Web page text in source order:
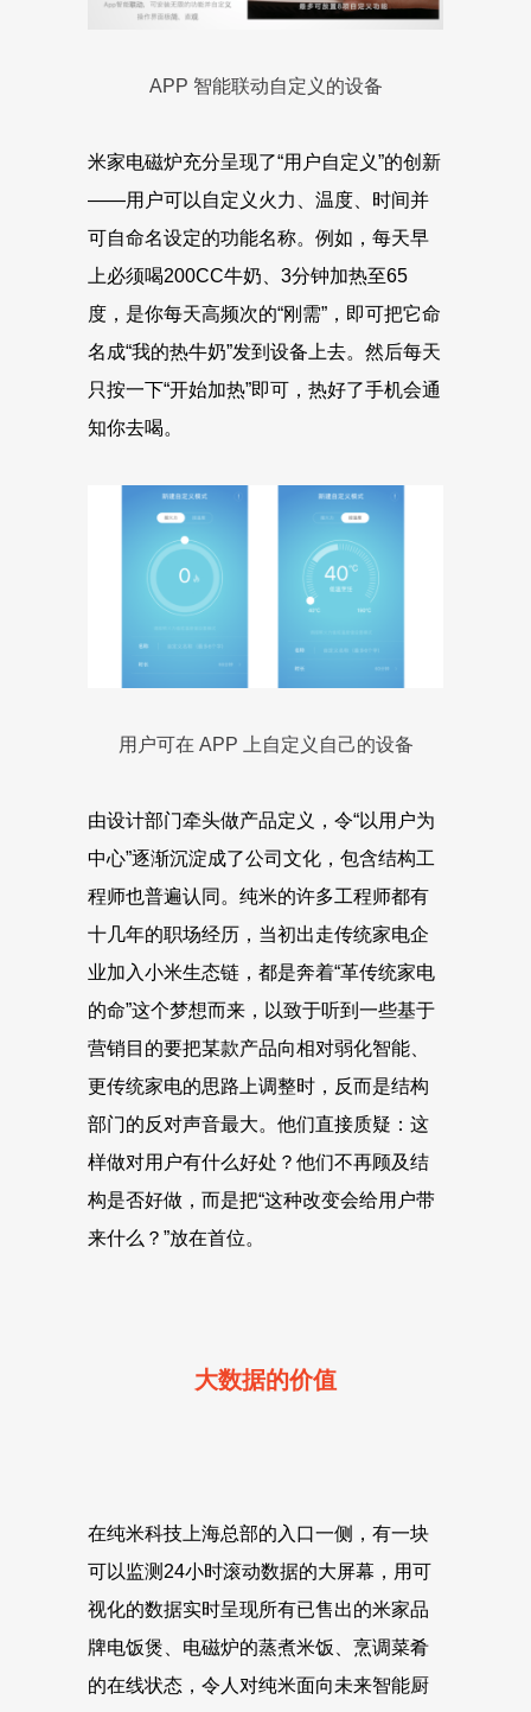
APP 智能联动自定义的设备
米家电磁炉充分呈现了“用户自定义”的创新
——用户可以自定义火力、温度、时间并
可自命名设定的功能名称。例如，每天早
上必须喝200CC牛奶、3分钟加热至65
度，是你每天高频次的“刚需”，即可把它命
名成“我的热牛奶”发到设备上去。然后每天
只按一下“开始加热”即可，热好了手机会通
知你去喝。
用户可在 APP 上自定义自己的设备
由设计部门牵头做产品定义，令“以用户为
中心”逐渐沉淀成了公司文化，包含结构工
程师也普遍认同。纯米的许多工程师都有
十几年的职场经历，当初出走传统家电企
业加入小米生态链，都是奔着“革传统家电
的命”这个梦想而来，以致于听到一些基于
营销目的要把某款产品向相对弱化智能、
更传统家电的思路上调整时，反而是结构
部门的反对声音最大。他们直接质疑：这
样做对用户有什么好处？他们不再顾及结
构是否好做，而是把“这种改变会给用户带
来什么？”放在首位。
大数据的价值
在纯米科技上海总部的入口一侧，有一块
可以监测24小时滚动数据的大屏幕，用可
视化的数据实时呈现所有已售出的米家品
牌电饭煲、电磁炉的蒸煮米饭、烹调菜肴
的在线状态，令人对纯米面向未来智能厨